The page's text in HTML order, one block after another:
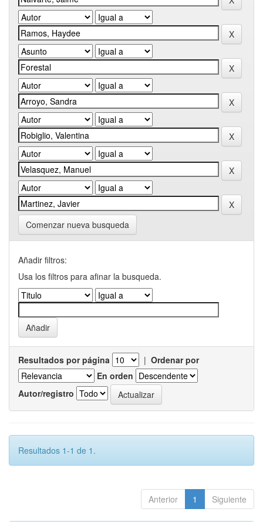
Comenzar nueva busqueda
Añadir filtros:
Usa los filtros para afinar la busqueda.
Resultados por página | Ordenar por
En orden
Autor/registro
Resultados 1-1 de 1.
Anterior 1 Siguiente